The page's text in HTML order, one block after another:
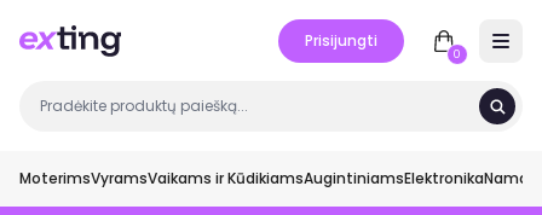
Prisijungti
0
MoterimsVyramsVaikams ir KūdikiamsAugintiniamsElektronikaNamai